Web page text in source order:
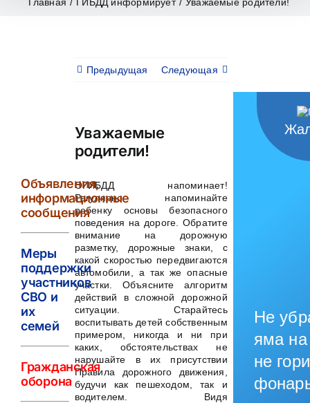
Предыдущая Следующая
Уважаемые
родители!
ОГИБДД напоминает!
Регулярно напоминайте
ребенку основы безопасного
поведения на дороге. Обратите
внимание на дорожную
разметку, дорожные знаки, с
какой скоростью передвигаются
автомобили, а так же опасные
участки. Объясните алгоритм
действий в сложной дорожной
ситуации. Старайтесь
воспитывать детей собственным
примером, никогда и ни при
каких, обстоятельствах не
нарушайте в их присутствии
Правила дорожного движения,
будучи как пешеходом, так и
водителем. Видя
Объявления,
информационные
сообщения
Меры
поддержки
участников
СВО и
их
семей
Гражданская
оборона
Не
яма на
не